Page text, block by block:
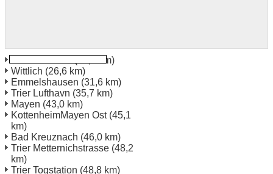
(26,4 km)
Wittlich (26,6 km)
Emmelshausen (31,6 km)
Trier Lufthavn (35,7 km)
Mayen (43,0 km)
KottenheimMayen Ost(45,1
km)
Bad Kreuznach (46,0 km)
Trier Metternichstrasse (48,2
km)
Trier Togstation (48,8 km)